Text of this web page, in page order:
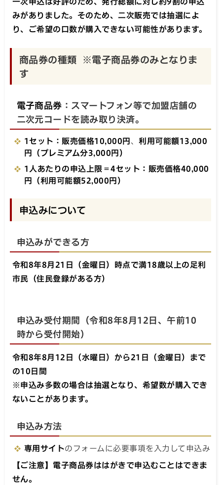
一次申込は好評のため、発行総額に対し約9割の申込
みがありました。そのため、二次販売では抽選によ
り、ご希望の口数が購入できない可能性があります。
商品券の種類 ※電子商品券のみとなりま
す
電子商品券 ：スマートフォン等で加盟店舗の
二次元コードを読み取り決済。
1セット：販売価格10,000円、利用可能額13,000
円（プレミアム分3,000円）
1人あたりの申込上限＝4セット：販売価格40,000
円（利用可能額52,000円）
申込みについて
申込みができる方
令和8年8月21日（金曜日）時点で満18歳以上の足利
市民（住民登録がある方）
申込み受付期間（令和8年8月12日、午前10
時から受付開始）
令和8年8月12日（水曜日）から21日（金曜日）まで
の10日間
※申込み多数の場合は抽選となり、希望数が購入でき
ないことがあります。
申込み方法
専用サイトのフォームに必要事項を入力して申込み
【ご注意】電子商品券ははがきで申込むことはできま
せん。